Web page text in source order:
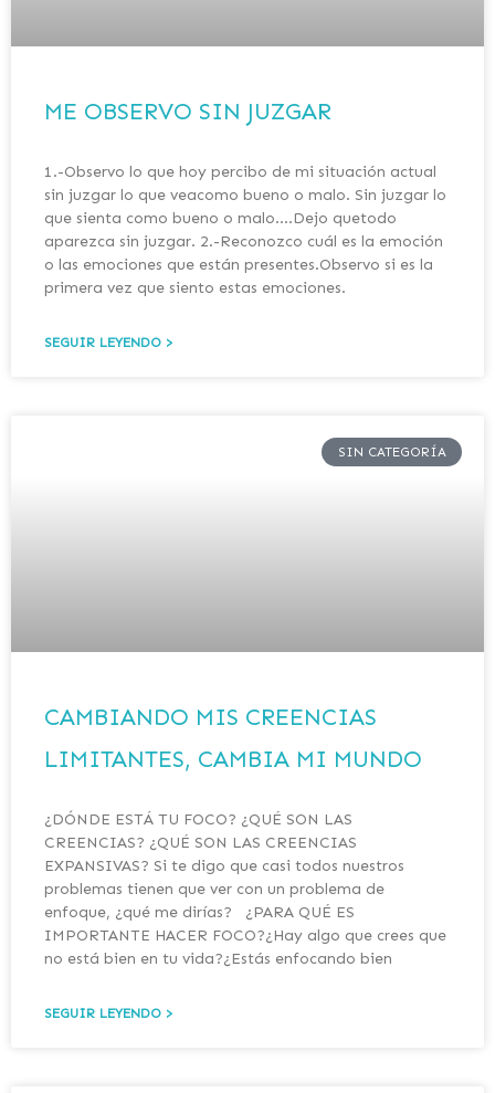
ME OBSERVO SIN JUZGAR
1.-Observo lo que hoy percibo de mi situación actual
sin juzgar lo que veacomo bueno o malo. Sin juzgar lo
que sienta como bueno o malo….Dejo quetodo
aparezca sin juzgar. 2.-Reconozco cuál es la emoción
o las emociones que están presentes.Observo si es la
primera vez que siento estas emociones.
SEGUIR LEYENDO >
SIN CATEGORÍA
CAMBIANDO MIS CREENCIAS
LIMITANTES, CAMBIA MI MUNDO
¿DÓNDE ESTÁ TU FOCO? ¿QUÉ SON LAS
CREENCIAS? ¿QUÉ SON LAS CREENCIAS
EXPANSIVAS? Si te digo que casi todos nuestros
problemas tienen que ver con un problema de
enfoque, ¿qué me dirías? ¿PARA QUÉ ES
IMPORTANTE HACER FOCO?¿Hay algo que crees que
no está bien en tu vida?¿Estás enfocando bien
SEGUIR LEYENDO >